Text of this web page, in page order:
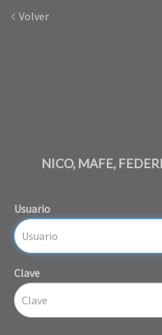
Volver
NICO, MAFE,
Usuario
Clave